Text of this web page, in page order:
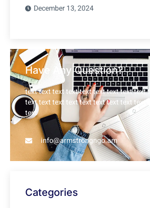
December 13, 2024
Have Any Question?
text text text text text text text text text
text text text text text text text text text
text
info@armstrongngo.am
Categories